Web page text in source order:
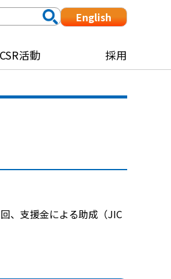
English
CSR活動 採用
、支援金による助成（JIC